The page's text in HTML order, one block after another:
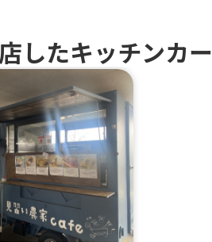
したキッチンカー